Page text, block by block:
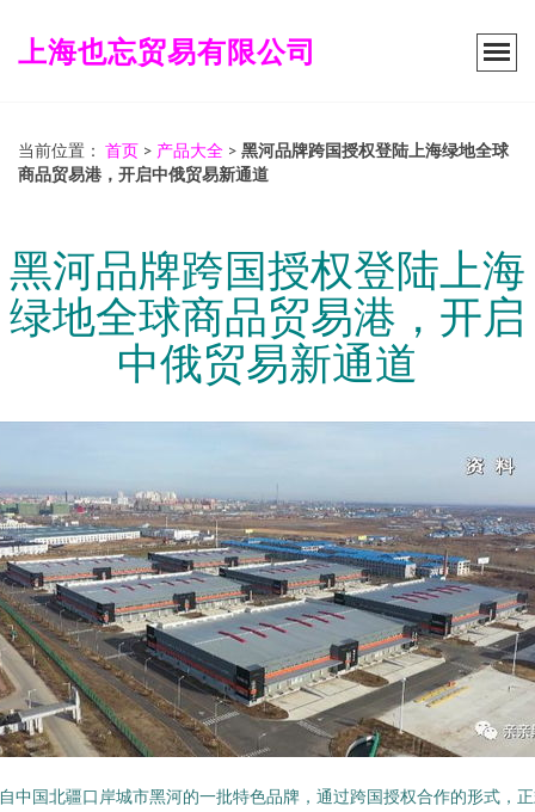
上海也忘贸易有限公司
当前位置： 首页 > 产品大全 > 黑河品牌跨国授权登陆上海绿地全球
商品贸易港，开启中俄贸易新通道
黑河品牌跨国授权登陆上海
绿地全球商品贸易港，开启
中俄贸易新通道
中国北疆口岸城市黑河的一批特色品牌，通过跨国授权合作的形式，